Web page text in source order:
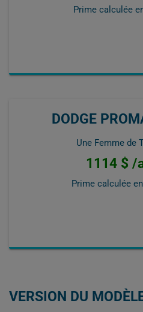
Prime calculée
DODGE
Une Femme de
1114 $ /
Prime calculée en
VERSION DU